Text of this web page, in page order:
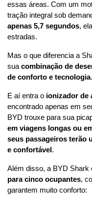
essas áreas. Com um
tração integral sob
apenas 5,7 segundos,
estradas.
Mas o que diferencia a
sua combinação de
de conforto e tecnologia.
E aí entra o ionizador de
encontrado apenas em
BYD trouxe para sua
em viagens longas ou
seus passageiros terão
e confortável .
Além disso, a BYD Shark
para cinco ocupantes,
garantem muito conforto: